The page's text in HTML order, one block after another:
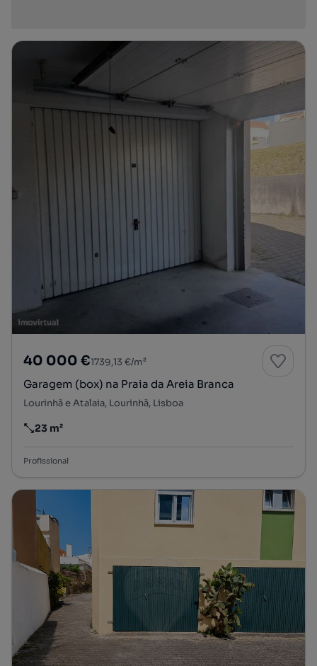
40 000 €1739,13 €/m²
Garagem (box) na Praia da Areia Branca
Lourinhã e Atalaia, Lourinhã, Lisboa
Preço por metro quadrado
23 m²
Profissional